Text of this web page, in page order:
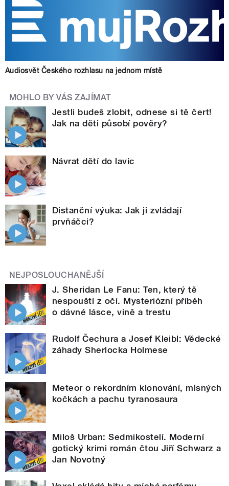
Audiosvět Českého rozhlasu na jednom místě
MOHLO BY VÁS ZAJÍMAT
Jestli budeš zlobit, odnese si tě čert!
Jak na děti působí pověry?
Návrat dětí do lavic
Distanční výuka: Jak ji zvládají
prvňáčci?
NEJPOSLOUCHANĚJŠÍ
J. Sheridan Le Fanu: Ten, který tě
nespouští z očí. Mysteriózní příběh
o dávné lásce, vině a trestu
Rudolf Čechura a Josef Kleibl: Vědecké
záhady Sherlocka Holmese
Meteor o rekordním klonování, mlsných
kočkách a pachu tyranosaura
Miloš Urban: Sedmikostelí. Moderní
gotický krimi román čtou Jiří Schwarz a
Jan Novotný